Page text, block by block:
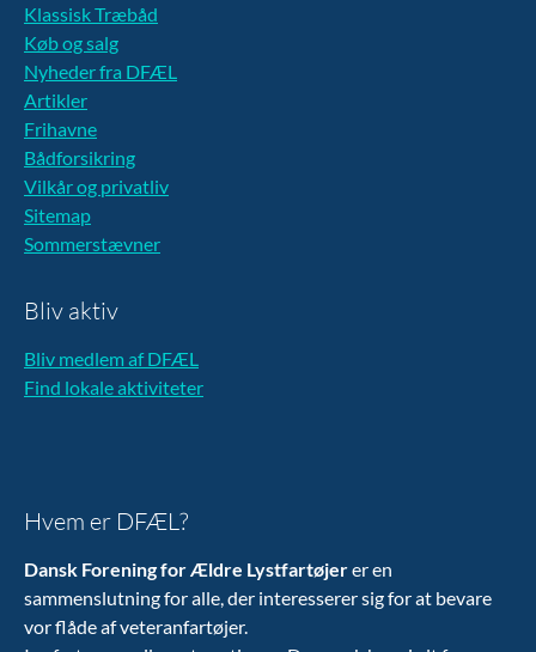
Klassisk Træbåd
Køb og salg
Nyheder fra DFÆL
Artikler
Frihavne
Bådforsikring
Vilkår og privatliv
Sitemap
Sommerstævner
Bliv aktiv
Bliv medlem af DFÆL
Find lokale aktiviteter
Hvem er DFÆL?
Dansk Forening for Ældre Lystfartøjerer en
sammenslutning for alle, der interesserer sig for at bevare
vor flåde af veteranfartøjer.